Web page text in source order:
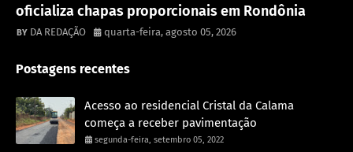
oficializa chapas proporcionais em Rondônia
DA REDAÇÃO quarta-feira, agosto 05, 2026
Postagens recentes
Acesso ao residencial Cristal da Calama
começa a receber pavimentação
segunda-feira, setembro 05, 2022